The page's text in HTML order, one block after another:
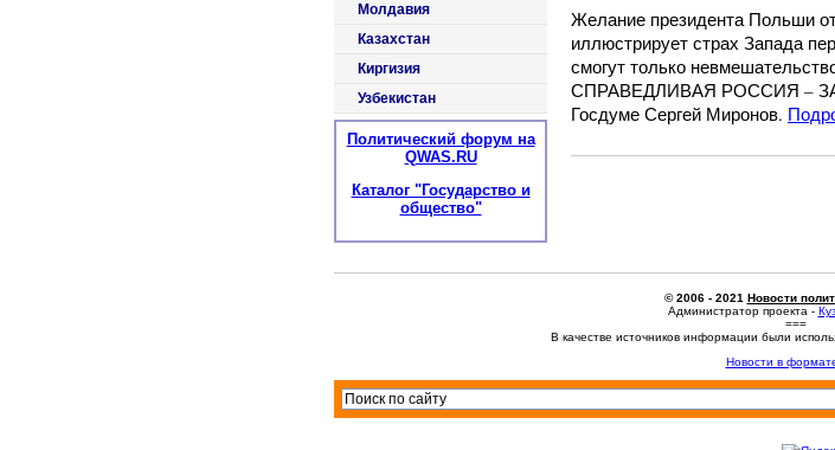
Желание президента Польши
иллюстрирует страх Запада
смогут только
СПРАВЕДЛИВАЯ РОССИЯ – ЗА
Госдуме Сергей Миронов.
Молдавия
Казахстан
Киргизия
Узбекистан
Политический форум на
QWAS.RU
Каталог "Государство и
общество"
© 2006 - 2021 Новости
Администратор проекта -
===
В качестве источников информации были
Новости в